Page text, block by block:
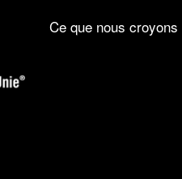
Ce que nous croyons